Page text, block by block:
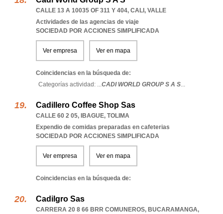
CALLE 13 A 10035 OF 311 Y 404, CALI , VALLE
Actividades de las agencias de viaje
SOCIEDAD POR ACCIONES SIMPLIFICADA
Ver empresa Ver en mapa
Coincidencias en la búsqueda de:
Categorías actividad: ...CADI WORLD GROUP S A S...
Cadillero Coffee Shop Sas
CALLE 60 2 05, IBAGUE, TOLIMA
Expendio de comidas preparadas en cafeterias
SOCIEDAD POR ACCIONES SIMPLIFICADA
Ver empresa Ver en mapa
Coincidencias en la búsqueda de:
Cadilgro Sas
CARRERA 20 8 66 BRR COMUNEROS, BUCARAMANGA,